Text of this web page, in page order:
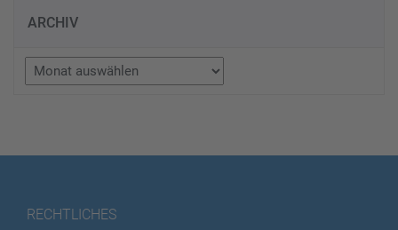
ARCHIV
Archiv
RECHTLICHES